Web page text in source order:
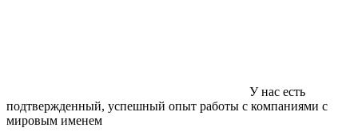
У нас есть
подтвержденный, успешный опыт работы с компаниями с
мировым именем